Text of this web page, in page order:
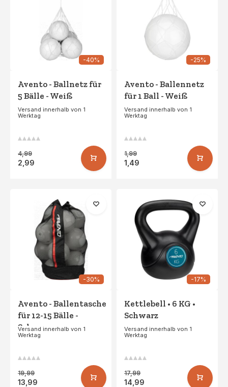
-40%
Avento - Ballnetz für
5 Bälle - Weiß
Versand innerhalb von 1
Werktag
4,99
2,99
-25%
Avento - Ballennetz
für 1 Ball - Weiß
Versand innerhalb von 1
Werktag
1,99
1,49
-30%
Avento - Ballentasche
für 12-15 Bälle -
Schwarz
Versand innerhalb von 1
Werktag
19,99
13,99
-17%
Kettlebell • 6 KG •
Schwarz
Versand innerhalb von 1
Werktag
17,99
14,99